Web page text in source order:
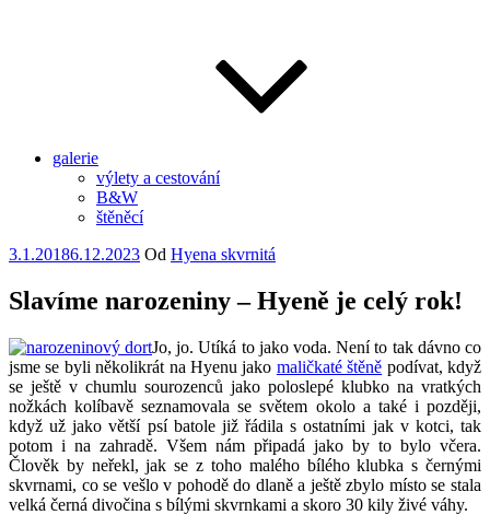
galerie
výlety a cestování
B&W
štěněcí
Publikováno
3.1.20186.12.2023 Od Hyena skvrnitá
Slavíme narozeniny – Hyeně je celý rok!
Jo, jo. Utíká to jako voda. Není to tak dávno co
jsme se byli několikrát na Hyenu jako maličkaté štěně podívat, když
se ještě v chumlu sourozenců jako poloslepé klubko na vratkých
nožkách kolíbavě seznamovala se světem okolo a také i později,
když už jako větší psí batole již řádila s ostatními jak v kotci, tak
potom i na zahradě. Všem nám připadá jako by to bylo včera.
Člověk by neřekl, jak se z toho malého bílého klubka s černými
skvrnami, co se vešlo v pohodě do dlaně a ještě zbylo místo se stala
velká černá divočina s bílými skvrnkami a skoro 30 kily živé váhy.